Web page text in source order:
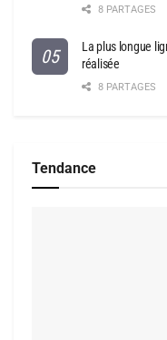
8 PARTAGES
La plus longue
réalisée
8 PARTAGES
Tendance